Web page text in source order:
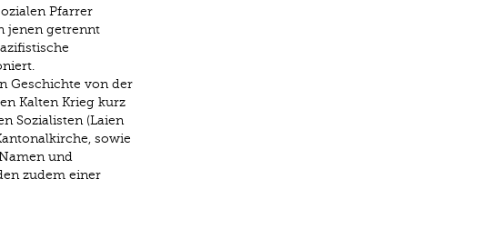
Pfarrer
jenen getrennt
Geschichte von der
Kalten Krieg kurz
Sozialisten (Laien
sowie
und
zudem einer